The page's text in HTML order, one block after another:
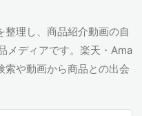
理し、商品紹介動画の自
メディアです。楽天・Ama
や動画から商品との出会